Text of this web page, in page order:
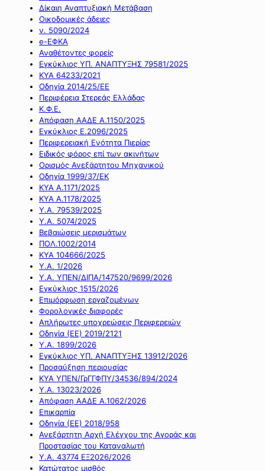
Δίκαιη Αναπτυξιακή Μετάβαση
Οικοδομικές άδειες
ν. 5090/2024
e-ΕΦΚΑ
Αναθέτοντες φορείς
Εγκύκλιος ΥΠ. ΑΝΑΠΤΥΞΗΣ 79581/2025
ΚΥΑ 64233/2021
Οδηγία 2014/25/ΕΕ
Περιφέρεια Στερεάς Ελλάδας
Κ.Φ.Ε.
Απόφαση ΑΑΔΕ Α.1150/2025
Εγκύκλιος Ε.2096/2025
Περιφερειακή Ενότητα Πιερίας
Ειδικός φόρος επί των ακινήτων
Ορισμός Ανεξάρτητου Μηχανικού
Οδηγία 1999/37/ΕΚ
ΚΥΑ Α.1171/2025
ΚΥΑ Α.1178/2025
Υ.Α. 79539/2025
Υ.Α. 5074/2025
Βεβαιώσεις μερισμάτων
ΠΟΛ.1002/2014
ΚΥΑ 104666/2025
Υ.Α. 1/2026
Υ.Α. ΥΠΕΝ/ΔΙΠΑ/147520/9699/2026
Εγκύκλιος 1515/2026
Επιμόρφωση εργαζομένων
Φορολογικές διαφορές
Απλήρωτες υποχρεώσεις Περιφερειών
Οδηγία (ΕΕ) 2019/2121
Υ.Α. 1899/2026
Εγκύκλιος ΥΠ. ΑΝΑΠΤΥΞΗΣ 13912/2026
Προσαύξηση περιουσίας
ΚΥΑ ΥΠΕΝ/ΓρΓΓΦΠΥ/34536/894/2024
Υ.Α. 13023/2026
Απόφαση ΑΑΔΕ Α.1062/2026
Επικαρπία
Οδηγία (ΕΕ) 2018/958
Ανεξάρτητη Αρχή Ελέγχου της Αγοράς και
Προστασίας του Καταναλωτή
Υ.Α. 43774 ΕΞ2026/2026
Κατώτατος μισθός